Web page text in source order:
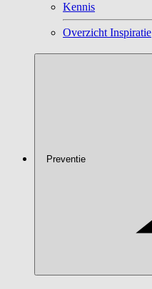
Kennis
Overzicht Inspiratie
Preventie